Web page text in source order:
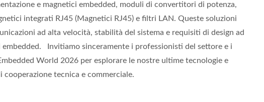
e magnetici embedded, moduli di convertitori di potenza,
integrati RJ45 (Magnetici RJ45) e filtri LAN. Queste soluzioni
ad alta velocità, stabilità del sistema e requisiti di design ad
Invitiamo sinceramente i professionisti del settore e i
World 2026 per esplorare le nostre ultime tecnologie e
tecnica e commerciale.